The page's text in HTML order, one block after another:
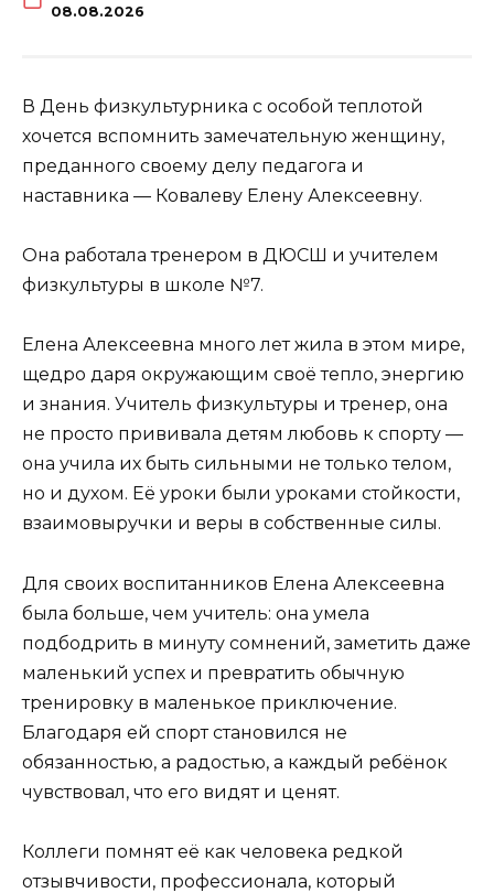
08.08.2026
В День физкультурника с особой теплотой
хочется вспомнить замечательную женщину,
преданного своему делу педагога и
наставника — Ковалеву Елену Алексеевну.
Она работала тренером в ДЮСШ и учителем
физкультуры в школе №7.
Елена Алексеевна много лет жила в этом мире,
щедро даря окружающим своё тепло, энергию
и знания. Учитель физкультуры и тренер, она
не просто прививала детям любовь к спорту —
она учила их быть сильными не только телом,
но и духом. Её уроки были уроками стойкости,
взаимовыручки и веры в собственные силы.
Для своих воспитанников Елена Алексеевна
была больше, чем учитель: она умела
подбодрить в минуту сомнений, заметить даже
маленький успех и превратить обычную
тренировку в маленькое приключение.
Благодаря ей спорт становился не
обязанностью, а радостью, а каждый ребёнок
чувствовал, что его видят и ценят.
Коллеги помнят её как человека редкой
отзывчивости, профессионала, который